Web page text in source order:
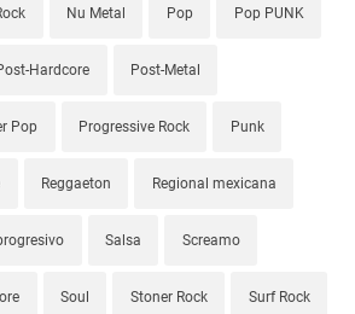
Nu Metal Pop Pop PUNK
Hardcore Post-Metal
Pop Progressive Rock Punk
Reggaeton Regional mexicana
Salsa Screamo
Soul Stoner Rock Surf Rock